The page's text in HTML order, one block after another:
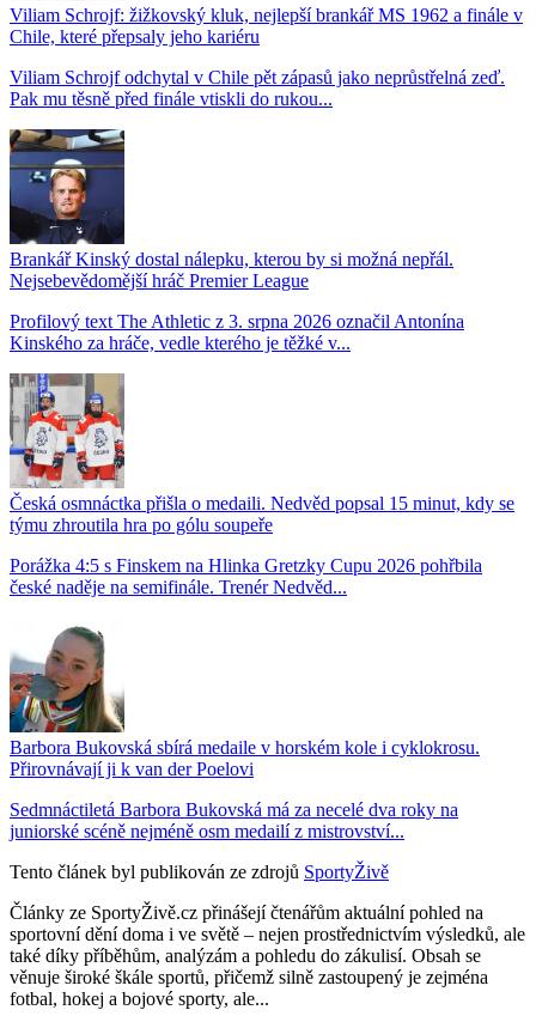
Viliam Schrojf: žižkovský kluk, nejlepší brankář MS 1962 a finále v
Chile, které přepsaly jeho kariéru
Viliam Schrojf odchytal v Chile pět zápasů jako neprůstřelná zeď.
Pak mu těsně před finále vtiskli do rukou...
Brankář Kinský dostal nálepku, kterou by si možná nepřál.
Nejsebevědomější hráč Premier League
Profilový text The Athletic z 3. srpna 2026 označil Antonína
Kinského za hráče, vedle kterého je těžké v...
Česká osmnáctka přišla o medaili. Nedvěd popsal 15 minut, kdy se
týmu zhroutila hra po gólu soupeře
Porážka 4:5 s Finskem na Hlinka Gretzky Cupu 2026 pohřbila
české naděje na semifinále. Trenér Nedvěd...
Barbora Bukovská sbírá medaile v horském kole i cyklokrosu.
Přirovnávají ji k van der Poelovi
Sedmnáctiletá Barbora Bukovská má za necelé dva roky na
juniorské scéně nejméně osm medailí z mistrovství...
Tento článek byl publikován ze zdrojů SportyŽivě
Články ze SportyŽivě.cz přinášejí čtenářům aktuální pohled na
sportovní dění doma i ve světě – nejen prostřednictvím výsledků, ale
také díky příběhům, analýzám a pohledu do zákulisí. Obsah se
věnuje široké škále sportů, přičemž silně zastoupený je zejména
fotbal, hokej a bojové sporty, ale...